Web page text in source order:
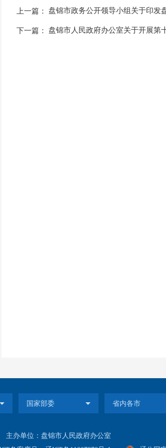
上一篇： 盘锦市政务公开领导小组关于印发
下一篇： 盘锦市人民政府办公室关于开展第
主办单位：盘锦市人民政府办公室